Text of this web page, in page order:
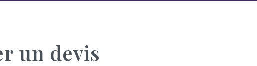
un devis